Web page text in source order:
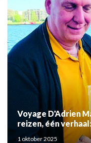
Voyage D'Adrien
reizen, één
Mouden
1 oktober 2025